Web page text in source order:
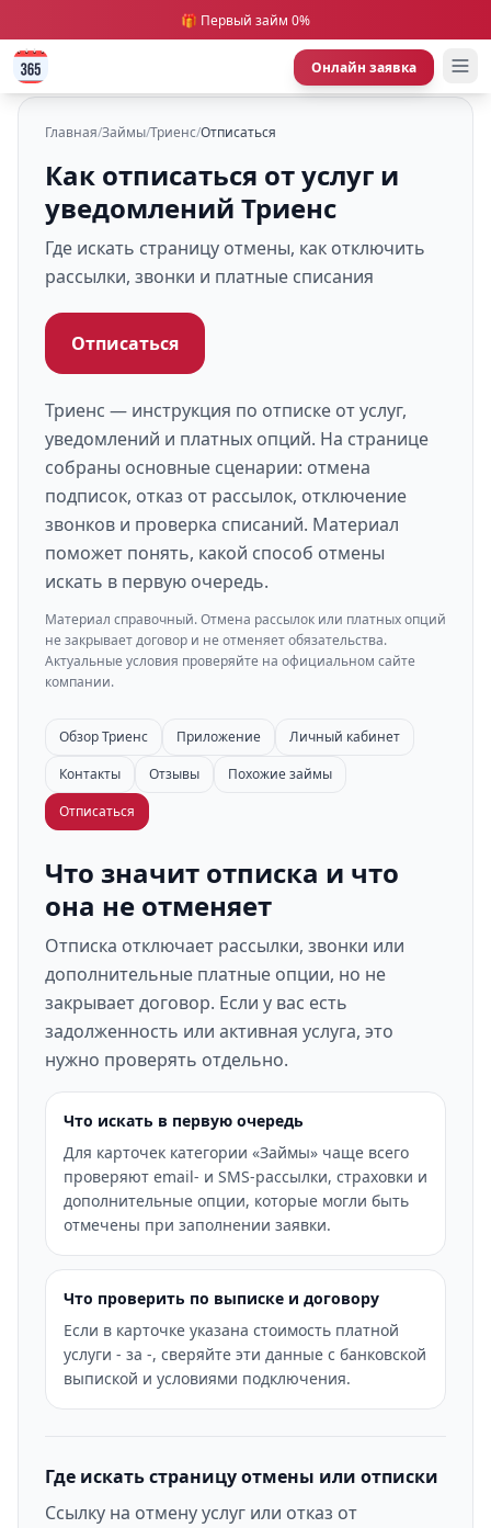
🎁 Первый займ 0%
Онлайн заявка
Главная/Займы/Триенс/Отписаться
Как отписаться от услуг и
уведомлений Триенс
Где искать страницу отмены, как отключить
рассылки, звонки и платные списания
Отписаться
Триенс — инструкция по отписке от услуг,
уведомлений и платных опций. На странице
собраны основные сценарии: отмена
подписок, отказ от рассылок, отключение
звонков и проверка списаний. Материал
поможет понять, какой способ отмены
искать в первую очередь.
Материал справочный. Отмена рассылок или платных опций
не закрывает договор и не отменяет обязательства.
Актуальные условия проверяйте на официальном сайте
компании.
Обзор Триенс Приложение
Личный кабинет
Контакты
Отзывы
Похожие займы
Отписаться
Что значит отписка и что
она не отменяет
Отписка отключает рассылки, звонки или
дополнительные платные опции, но не
закрывает договор. Если у вас есть
задолженность или активная услуга, это
нужно проверять отдельно.
Что искать в первую очередь
Для карточек категории «Займы» чаще всего
проверяют email- и SMS-рассылки, страховки и
дополнительные опции, которые могли быть
отмечены при заполнении заявки.
Что проверить по выписке и договору
Если в карточке указана стоимость платной
услуги - за -, сверяйте эти данные с банковской
выпиской и условиями подключения.
Где искать страницу отмены или отписки
Ссылку на отмену услуг или отказ от